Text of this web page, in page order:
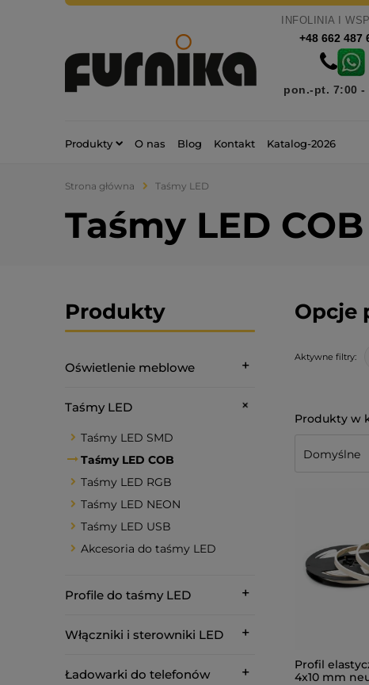
INFOLINIA I
+48 662 487
pon.-pt. 7:00 -
Produkty O nas Blog Kontakt Katalog-2026
Strona główna Taśmy LED
Taśmy LED COB
Produkty
Oświetlenie meblowe
Taśmy LED
Taśmy LED SMD
Taśmy LED COB
Taśmy LED RGB
Taśmy LED NEON
Taśmy LED USB
Akcesoria do taśmy LED
Profile do taśmy LED
Włączniki i sterowniki LED
Ładowarki do telefonów
Opcje
Aktywne filtry:
Profil
4x10 mm